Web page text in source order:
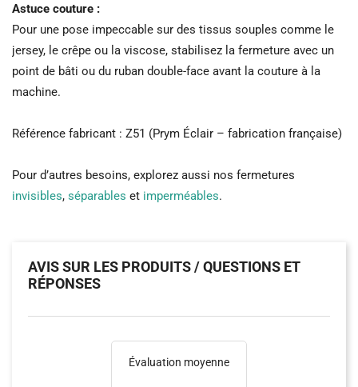
Astuce couture :
Pour une pose impeccable sur des tissus souples comme le
jersey, le crêpe ou la viscose, stabilisez la fermeture avec un
point de bâti ou du ruban double-face avant la couture à la
machine.
Référence fabricant : Z51 (Prym Éclair – fabrication française)
Pour d’autres besoins, explorez aussi nos fermetures
invisibles, séparables et imperméables.
AVIS SUR LES PRODUITS / QUESTIONS ET
RÉPONSES
Évaluation moyenne